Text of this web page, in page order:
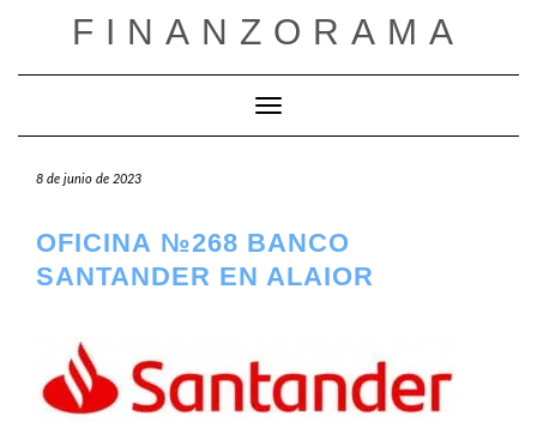
FINANZORAMA
Cambiar modo de navegación
8 de junio de 2023
OFICINA №268 BANCO
SANTANDER EN ALAIOR